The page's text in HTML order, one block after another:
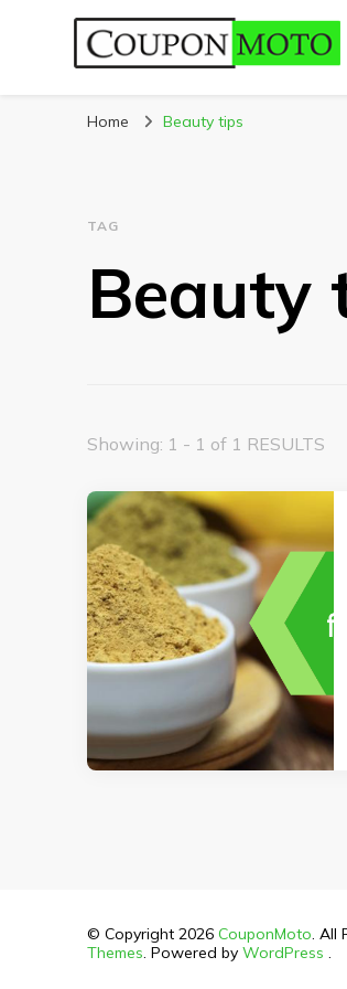
Home Beauty tips
TAG
Beauty
Showing: 1 - 1 of 1 RESULTS
© Copyright 2026 CouponMoto. All
Themes. Powered by WordPress .